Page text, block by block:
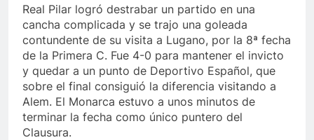
Real Pilar logró destrabar un partido en una
cancha complicada y se trajo una goleada
contundente de su visita a Lugano, por la 8ª fecha
de la Primera C. Fue 4-0 para mantener el invicto
y quedar a un punto de Deportivo Español, que
sobre el final consiguió la diferencia visitando a
Alem. El Monarca estuvo a unos minutos de
terminar la fecha como único puntero del
Clausura.